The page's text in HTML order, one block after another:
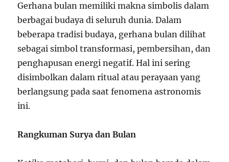
Gerhana bulan memiliki makna simbolis dalam
berbagai budaya di seluruh dunia. Dalam
beberapa tradisi budaya, gerhana bulan dilihat
sebagai simbol transformasi, pembersihan, dan
penghapusan energi negatif. Hal ini sering
disimbolkan dalam ritual atau perayaan yang
berlangsung pada saat fenomena astronomis
ini.
Rangkuman Surya dan Bulan